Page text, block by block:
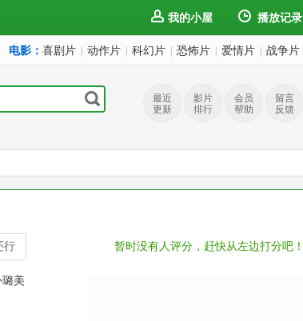
我的小屋 播放记录
电影： 喜剧片 动作片 科幻片 恐怖片 爱情片 战争片
最近
更新
影片
排行
会员
帮助
留言
反馈
暂时没有人评分，赶快从左边打分吧！
行
璐美